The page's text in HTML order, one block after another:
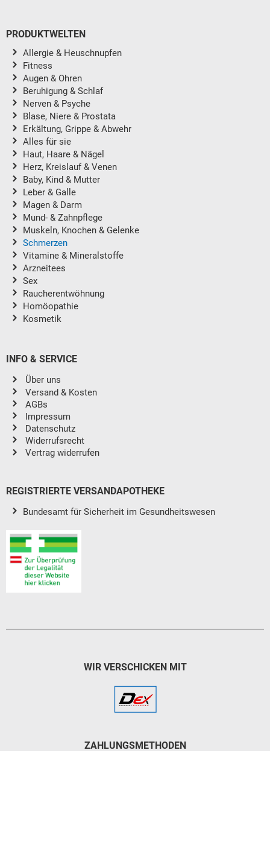
PRODUKTWELTEN
Allergie & Heuschnupfen
Fitness
Augen & Ohren
Beruhigung & Schlaf
Nerven & Psyche
Blase, Niere & Prostata
Erkältung, Grippe & Abwehr
Alles für sie
Haut, Haare & Nägel
Herz, Kreislauf & Venen
Baby, Kind & Mutter
Leber & Galle
Magen & Darm
Mund- & Zahnpflege
Muskeln, Knochen & Gelenke
Schmerzen
Vitamine & Mineralstoffe
Arzneitees
Sex
Raucherentwöhnung
Homöopathie
Kosmetik
INFO & SERVICE
Über uns
Versand & Kosten
AGBs
Impressum
Datenschutz
Widerrufsrecht
Vertrag widerrufen
REGISTRIERTE VERSANDAPOTHEKE
Bundesamt für Sicherheit im Gesundheitswesen
WIR VERSCHICKEN MIT
ZAHLUNGSMETHODEN